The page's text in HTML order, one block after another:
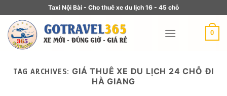
Taxi Nội Bài - Cho thuê xe du lịch 16 - 45 chỗ
0
TAG ARCHIVES: GIÁ THUÊ XE DU LỊCH 24 CHỖ ĐI
HÀ GIANG